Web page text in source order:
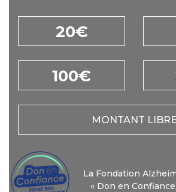
20€
100€
MONTANT LIBRE
La Fondation
« Don en